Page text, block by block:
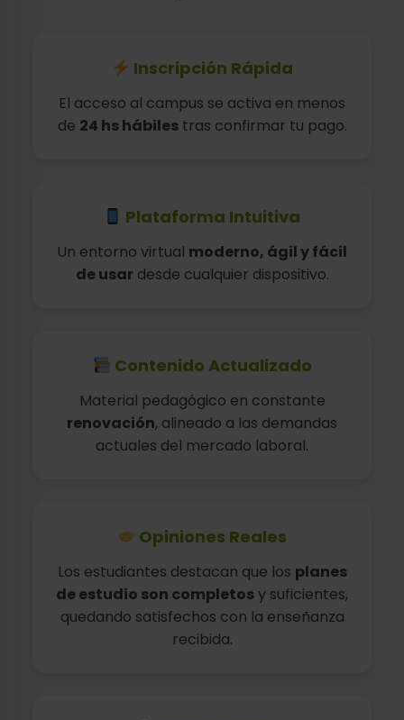
Inscripción Rápida
El acceso al campus se activa en menos
de 24 hs hábilestras confirmar tu pago.
Plataforma Intuitiva
Un entorno virtual moderno, ágil y fácil
de usardesde cualquier dispositivo.
Contenido Actualizado
Material pedagógico en constante
renovación, alineado a las demandas
actuales del mercado laboral.
Opiniones Reales
Los estudiantes destacan que los planes
de estudio son completosy suficientes,
quedando satisfechos con la enseñanza
recibida.